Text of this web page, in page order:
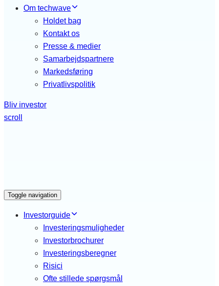
Om techwave
Holdet bag
Kontakt os
Presse & medier
Samarbejdspartnere
Markedsføring
Privatlivspolitik
Bliv investor
scroll
Toggle navigation
Investorguide
Investeringsmuligheder
Investorbrochurer
Investeringsberegner
Risici
Ofte stillede spørgsmål